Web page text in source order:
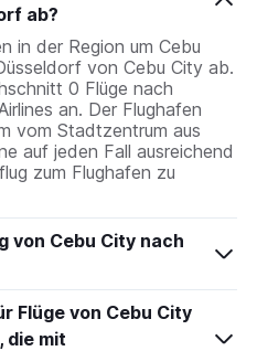
ab?
in der Region um Cebu
von Cebu City ab.
0 Flüge nach
an. Der Flughafen
vom Stadtzentrum aus
auf jeden Fall ausreichend
zum Flughafen zu
von Cebu City nach
Flüge von Cebu City
die mit